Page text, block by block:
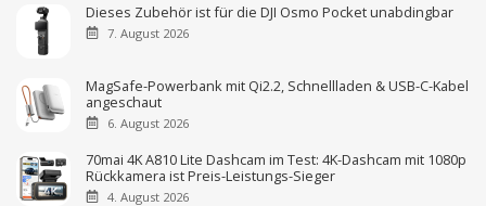
Dieses Zubehör ist für die DJI Osmo Pocket unabdingbar
7. August 2026
MagSafe-Powerbank mit Qi2.2, Schnellladen & USB-C-Kabel
angeschaut
6. August 2026
70mai 4K A810 Lite Dashcam im Test: 4K-Dashcam mit 1080p
Rückkamera ist Preis-Leistungs-Sieger
4. August 2026